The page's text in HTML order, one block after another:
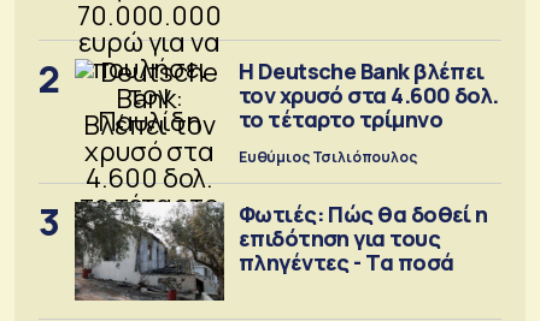
2
Η Deutsche Bank βλέπει
τον χρυσό στα 4.600 δολ.
το τέταρτο τρίμηνο
Ευθύμιος Τσιλιόπουλος
3
Φωτιές: Πώς θα δοθεί η
επιδότηση για τους
πληγέντες - Τα ποσά